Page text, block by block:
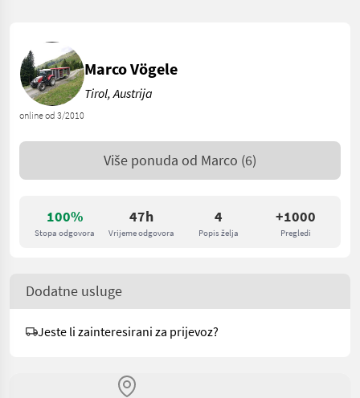
100%
Stopa odgovora
47h
Vrijeme odgovora
4
Popis želja
+1000
Pregledi
online od 3/2010
Marco Vögele
Tirol, Austrija
Više ponuda od Marco (6)
Dodatne usluge
Jeste li zainteresirani za prijevoz?